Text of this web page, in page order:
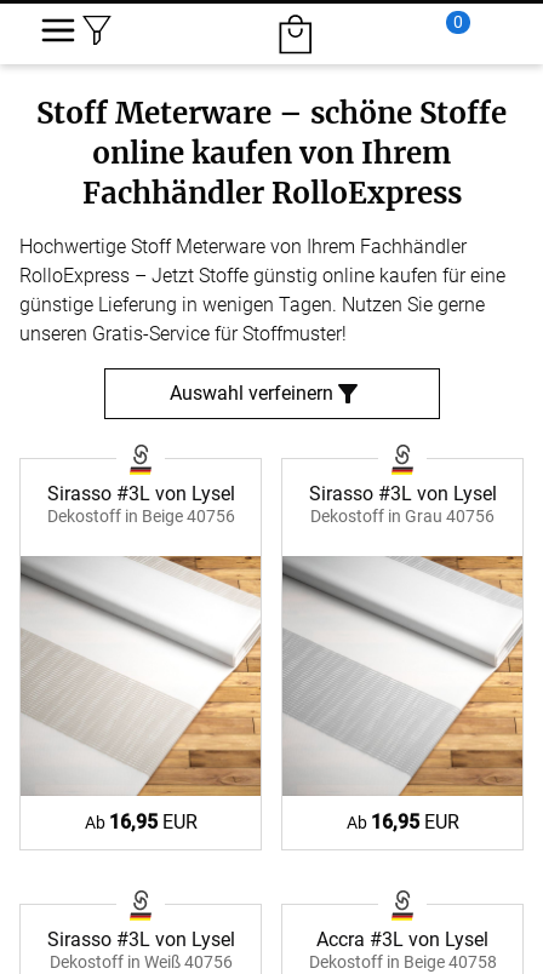
0
Stoff Meterware – schöne Stoffe
online kaufen von Ihrem
Fachhändler RolloExpress
Hochwertige Stoff Meterware von Ihrem Fachhändler
RolloExpress – Jetzt Stoffe günstig online kaufen für eine
günstige Lieferung in wenigen Tagen. Nutzen Sie gerne
unseren Gratis-Service für Stoffmuster!
Auswahl verfeinern
Sirasso #3L von Lysel
Dekostoff in Beige 40756
Ab 16,95EUR
Sirasso #3L von Lysel
Dekostoff in Grau 40756
Ab 16,95EUR
Sirasso #3L von Lysel
Dekostoff in Weiß 40756
Accra #3L von Lysel
Dekostoff in Beige 40758